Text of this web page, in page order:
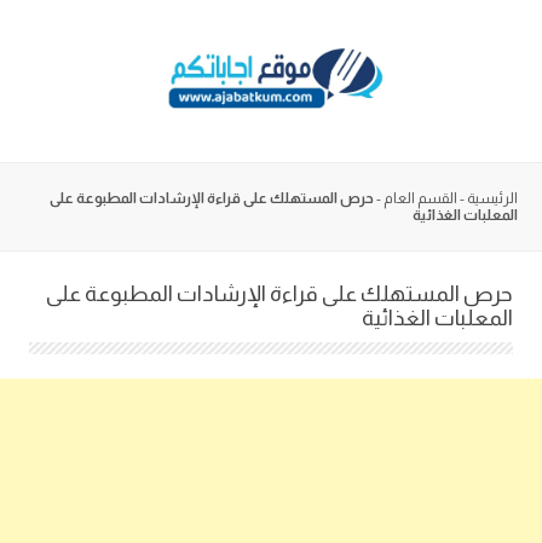
الرئيسية - القسم العام - حرص المستهلك على قراءة الإرشادات المطبوعة على
المعلبات الغذائية
حرص المستهلك على قراءة الإرشادات المطبوعة على
المعلبات الغذائية